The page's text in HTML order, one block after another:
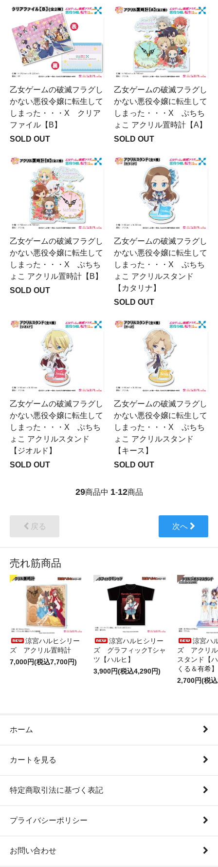
乙女ゲームの破滅フラグし
かない悪役令嬢に転生して
しまった・・・X クリア
ファイル【B】
SOLD OUT
乙女ゲームの破滅フラグし
かない悪役令嬢に転生して
しまった・・・X ぷちち
ょこ アクリル置時計【A】
SOLD OUT
乙女ゲームの破滅フラグし
かない悪役令嬢に転生して
しまった・・・X ぷちち
ょこ アクリル置時計【B】
SOLD OUT
乙女ゲームの破滅フラグし
かない悪役令嬢に転生して
しまった・・・X ぷちち
ょこ アクリルスタンド
【カタリナ】
SOLD OUT
乙女ゲームの破滅フラグし
かない悪役令嬢に転生して
しまった・・・X ぷちち
ょこ アクリルスタンド
【ジオルド】
SOLD OUT
乙女ゲームの破滅フラグし
かない悪役令嬢に転生して
しまった・・・X ぷちち
ょこ アクリルスタンド
【キース】
SOLD OUT
29商品中 1-12商品
戻る 次へ
売れ筋商品
涼宮ハルヒシリー
ズ アクリル置時計
7,000円(税込7,700円)
涼宮ハルヒシリー
ズ グラフィックTシャ
ツ【ハルヒ】
3,900円(税込4,290円)
涼宮ハ
ズ アクリル
スタンド【
くる＆有希】
2,700円(税
ホーム
カートを見る
特定商取引法に基づく表記
プライバシーポリシー
お問い合わせ